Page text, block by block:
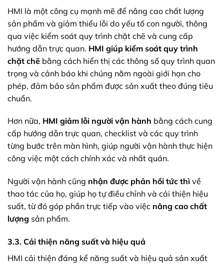
HMI là một công cụ mạnh mẽ để nâng cao chất lượng
sản phẩm và giảm thiểu lỗi do yếu tố con người, thông
qua việc kiểm soát quy trình chặt chẽ và cung cấp
hướng dẫn trực quan. HMI giúp kiểm soát quy trình
chặt chẽ bằng cách hiển thị các thông số quy trình quan
trọng và cảnh báo khi chúng nằm ngoài giới hạn cho
phép, đảm bảo sản phẩm được sản xuất theo đúng tiêu
chuẩn.
Hơn nữa, HMI giảm lỗi người vận hành bằng cách cung
cấp hướng dẫn trực quan, checklist và các quy trình
từng bước trên màn hình, giúp người vận hành thực hiện
công việc một cách chính xác và nhất quán.
Người vận hành cũng nhận được phản hồi tức thì về
thao tác của họ, giúp họ tự điều chỉnh và cải thiện hiệu
suất, từ đó góp phần trực tiếp vào việc nâng cao chất
lượng sản phẩm.
3.3. Cải thiện năng suất và hiệu quả
HMI cải thiện đáng kể năng suất và hiệu quả sản xuất